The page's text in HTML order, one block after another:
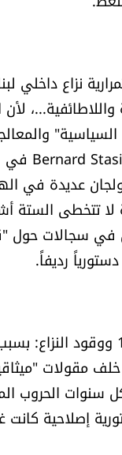
نزاع
واللاطائفية...،
حول الاندماج الاجتماعي
لا تتخطى
في سجالات
رديفاً.
2. "الوراقون" في
مقولات
سنوات الحروب
إصلاحية